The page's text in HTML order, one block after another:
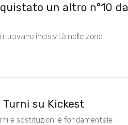
un altro n°10 da
ritrovano incisività nelle zone
su Kickest
e sostituzioni è fondamentale.